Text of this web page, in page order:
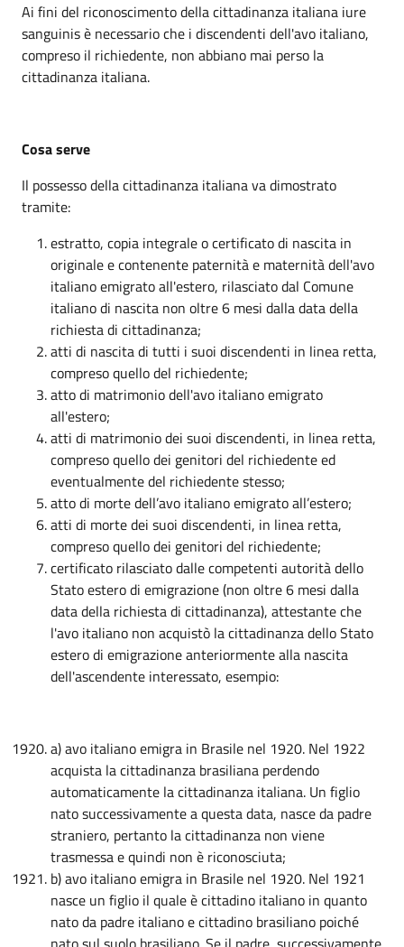
Ai fini del riconoscimento della cittadinanza italiana iure
sanguinis è necessario che i discendenti dell'avo italiano,
compreso il richiedente, non abbiano mai perso la
cittadinanza italiana.
Cosa serve
Il possesso della cittadinanza italiana va dimostrato
tramite:
estratto, copia integrale o certificato di nascita in
originale e contenente paternità e maternità dell'avo
italiano emigrato all'estero, rilasciato dal Comune
italiano di nascita non oltre 6 mesi dalla data della
richiesta di cittadinanza;
atti di nascita di tutti i suoi discendenti in linea retta,
compreso quello del richiedente;
atto di matrimonio dell'avo italiano emigrato
all'estero;
atti di matrimonio dei suoi discendenti, in linea retta,
compreso quello dei genitori del richiedente ed
eventualmente del richiedente stesso;
atto di morte dell’avo italiano emigrato all’estero;
atti di morte dei suoi discendenti, in linea retta,
compreso quello dei genitori del richiedente;
certificato rilasciato dalle competenti autorità dello
Stato estero di emigrazione (non oltre 6 mesi dalla
data della richiesta di cittadinanza), attestante che
l'avo italiano non acquistò la cittadinanza dello Stato
estero di emigrazione anteriormente alla nascita
dell'ascendente interessato, esempio:
a) avo italiano emigra in Brasile nel 1920. Nel 1922
acquista la cittadinanza brasiliana perdendo
automaticamente la cittadinanza italiana. Un figlio
nato successivamente a questa data, nasce da padre
straniero, pertanto la cittadinanza non viene
trasmessa e quindi non è riconosciuta;
b) avo italiano emigra in Brasile nel 1920. Nel 1921
nasce un figlio il quale è cittadino italiano in quanto
nato da padre italiano e cittadino brasiliano poiché